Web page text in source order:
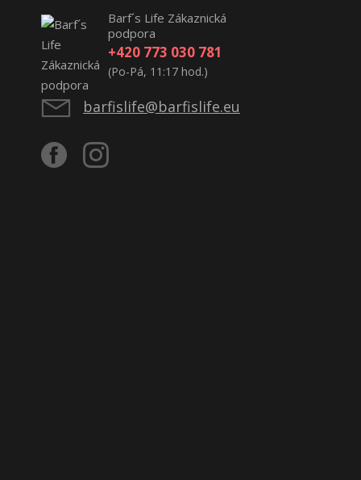
Barf´s Life Zákaznická
podpora
+420 773 030 781
(Po-Pá, 11:17 hod.)
barfislife@barfislife.eu